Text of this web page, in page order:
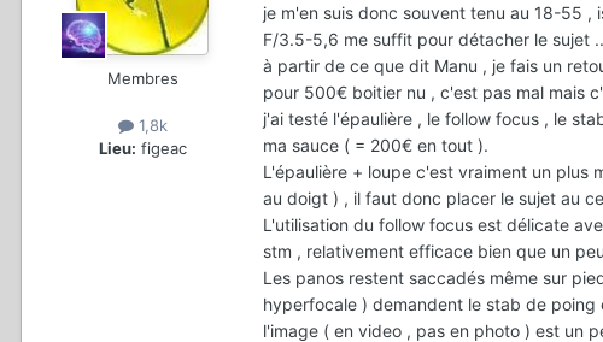
Membres
1,8k
Lieu: figeac
je m'en suis donc souvent tenu au 18-55 ,
F/3.5-5,6 me suffit pour détacher le sujet
à partir de ce que dit Manu , je fais un
pour 500€ boitier nu , c'est pas mal mais
j'ai testé l'épaulière , le follow focus , le
ma sauce ( = 200€ en tout ).
L'épaulière + loupe c'est vraiment un plus
au doigt ) , il faut donc placer le sujet au
L'utilisation du follow focus est délicate
stm , relativement efficace bien que un
Les panos restent saccadés même sur
hyperfocale ) demandent le stab de poing
l'image ( en video , pas en photo ) est un